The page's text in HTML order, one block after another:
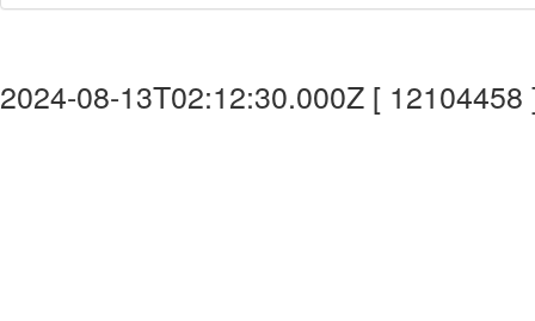
2024-08-13T02:12:30.000Z [ 12104458